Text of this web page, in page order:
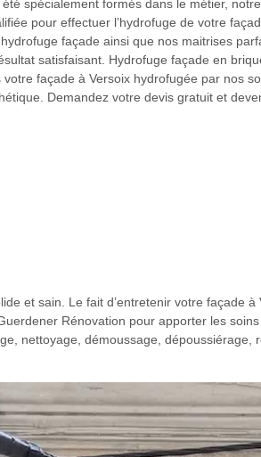
spécialement formés dans le métier,
pour effectuer l’hydrofuge de votre
façade ainsi que nos maitrises
satisfaisant. Hydrofuge façade en
façade à Versoix hydrofugée par nos
Demandez votre devis gratuit et
et sain. Le fait d’entretenir votre façade à
Rénovation pour apporter les
nettoyage, démoussage, dépoussiérage,